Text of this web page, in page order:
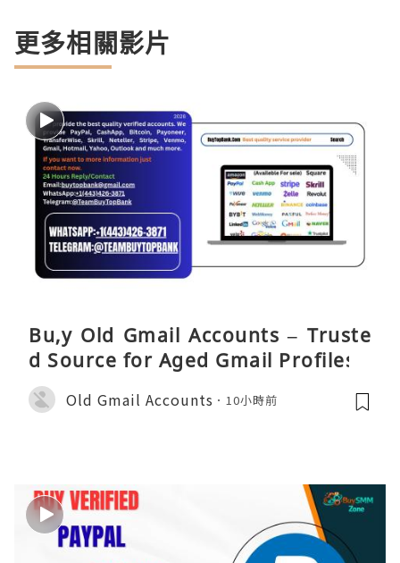
更多相關影片
Bu,y Old Gmail Accounts – Truste
d Source for Aged Gmail Profiles
Old Gmail Accounts 10小時前